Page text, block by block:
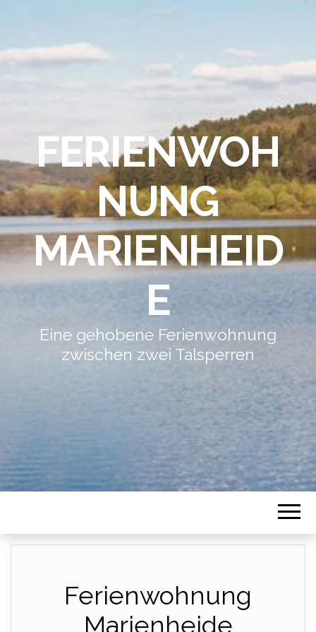
FERIENWOH
NUNG
MARIENHEID
E
Eine gehobene Ferienwohnung
zwischen zwei Talsperren
Ferienwohnung
Marienheide